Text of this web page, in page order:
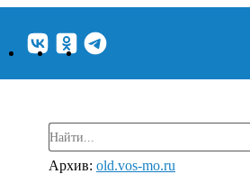
Архив: old.vos-mo.ru